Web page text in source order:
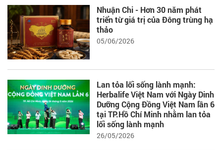
Nhuận Chi - Hơn 30 năm phát
triển từ giá trị của Đông trùng hạ
thảo
05/06/2026
Lan tỏa lối sống lành mạnh:
Herbalife Việt Nam với Ngày Dinh
Dưỡng Cộng Đồng Việt Nam lần 6
tại TP.Hồ Chí Minh nhằm lan tỏa
lối sống lành mạnh
26/05/2026